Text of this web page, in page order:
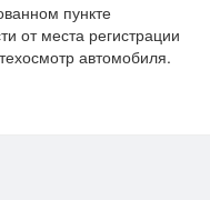
пункте
от места регистрации
автомобиля.